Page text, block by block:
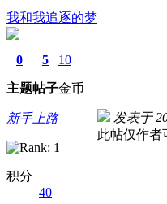
我和我追逐的梦
0
主题
5
帖子
10
金币
新手上路
积分
40
发表于
此帖仅作者